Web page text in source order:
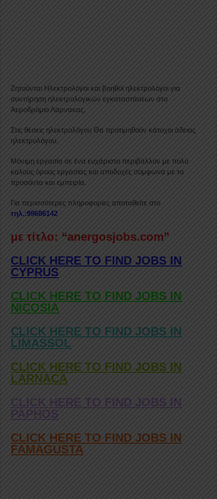
Ζητούνται Ηλεκτρολόγοι και βοηθοί ηλεκτρολόγοι για
συντήρηση ηλεκτρολογικών εγκαταστάσεων στο
Αεροδρόμιο Λάρνακας.
Στις θέσεις ηλεκτρολόγου Θα προτιμηθούν κάτοχοι άδειας
ηλεκτρολόγου.
Μόνιμη εργασία σε ένα ευχάριστο περιβάλλον με πολύ
καλούς όρους εργασίας και αποδοχές σύμφωνα με τα
προσόντα και εμπειρία.
Για περισσότερες πληροφορίες αποταθείτε στο
τηλ.:99686142
με τίτλο: “anergosjobs.com”
CLICK HERE TO FIND JOBS IN
CYPRUS
CLICK HERE TO FIND JOBS IN
NICOSIA
CLICK HERE TO FIND JOBS IN
LIMASSOL
CLICK HERE TO FIND JOBS IN
LARNACA
CLICK HERE TO FIND JOBS IN
PAPHOS
CLICK HERE TO FIND JOBS IN
FAMAGUSTA